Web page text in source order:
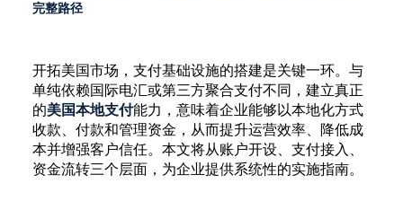
完整路径
开拓美国市场，支付基础设施的搭建是关键一环。与
单纯依赖国际电汇或第三方聚合支付不同，建立真正
的美国本地支付能力，意味着企业能够以本地化方式
收款、付款和管理资金，从而提升运营效率、降低成
本并增强客户信任。本文将从账户开设、支付接入、
资金流转三个层面，为企业提供系统性的实施指南。